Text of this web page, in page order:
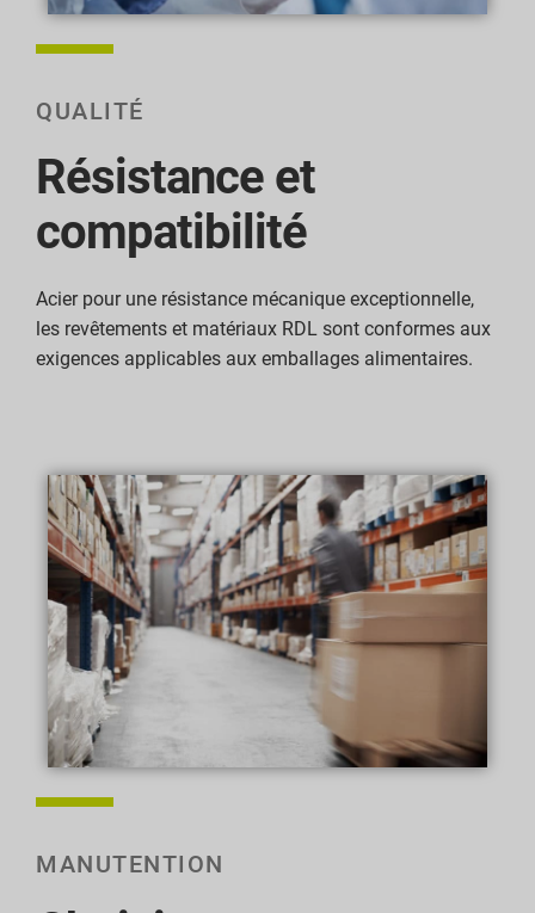
QUALITÉ
Résistance et
compatibilité
Acier pour une résistance mécanique exceptionnelle,
les revêtements et matériaux RDL sont conformes aux
exigences applicables aux emballages alimentaires.
MANUTENTION